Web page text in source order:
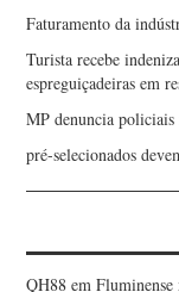
Faturamento da
Turista recebe
espreguiçadeiras em
MP denuncia
pré-selecionados
QH88 em